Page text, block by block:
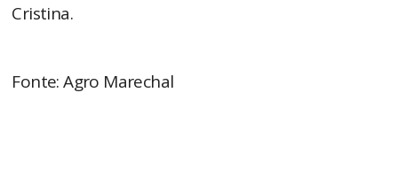
Cristina.
Fonte: Agro Marechal